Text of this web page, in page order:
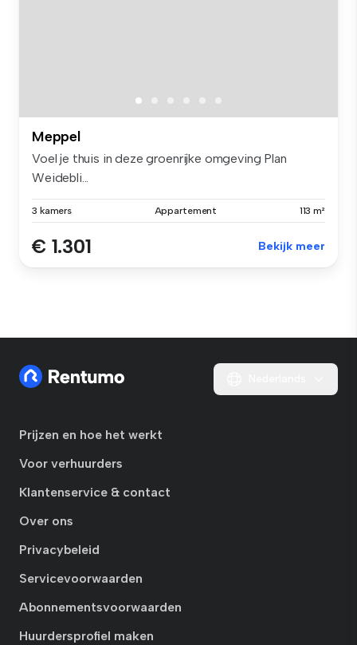
Meppel
Voel je thuis in deze groenrijke omgeving Plan
Weidebli...
3 kamers Appartement 113 m²
€ 1.301 Bekijk meer
Prijzen en hoe het werkt
Voor verhuurders
Klantenservice & contact
Over ons
Privacybeleid
Servicevoorwaarden
Abonnementsvoorwaarden
Huurdersprofiel maken